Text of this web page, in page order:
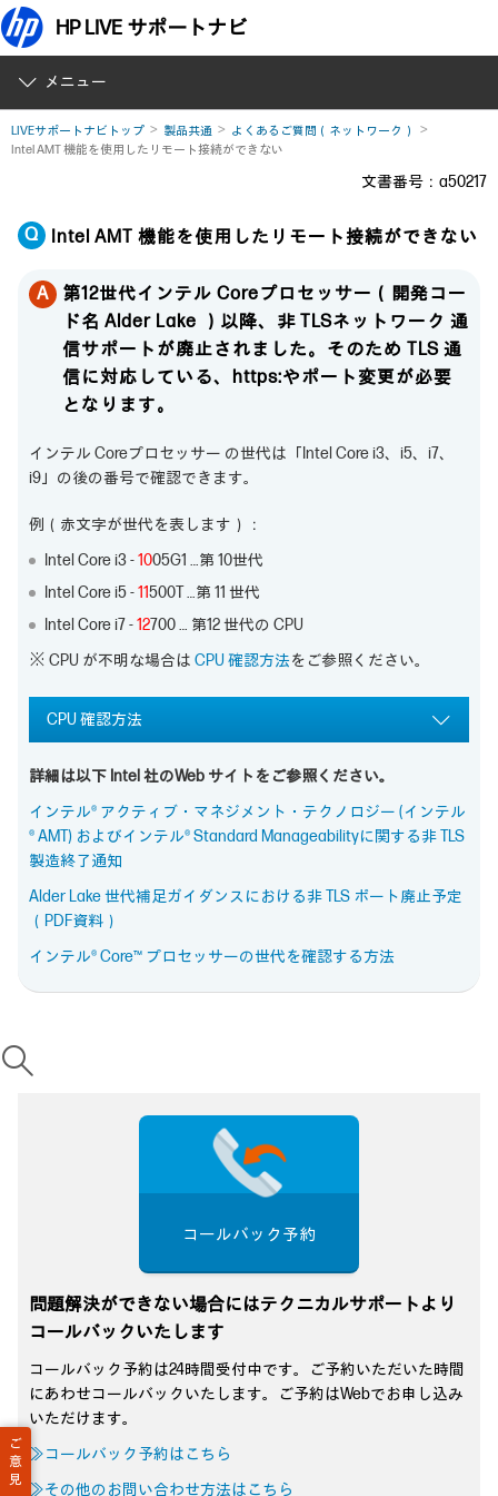
HP LIVE サポートナビ
メニュー
LIVEサポートナビトップ 製品共通
よくあるご質問（ネットワーク）
Intel AMT 機能を使用したリモート接続ができない
文書番号：a50217
Intel AMT 機能を使用したリモート接続ができない
第12世代インテル Coreプロセッサー（開発コー
ド名 Alder Lake ）以降、非 TLSネットワーク 通
信サポートが廃止されました。そのため TLS 通
信に対応している、https:やポート変更が必要
となります。
インテル Coreプロセッサー の世代は「Intel Core i3、i5、i7、
i9」の後の番号で確認できます。
例（赤文字が世代を表します）：
Intel Core i3 -1005G1 …第 10世代
Intel Core i5 -11500T …第 11 世代
Intel Core i7 -12700 … 第12 世代の CPU
※ CPU が不明な場合は CPU 確認方法をご参照ください。
CPU 確認方法
詳細は以下 Intel 社のWeb サイトをご参照ください。
インテル® アクティブ・マネジメント・テクノロジー (インテル
® AMT) およびインテル® Standard Manageabilityに関する非 TLS
製造終了通知
Alder Lake 世代補足ガイダンスにおける非 TLS ポート廃止予定
（PDF資料）
インテル® Core™ プロセッサーの世代を確認する方法
ご
意
見
コールバック予約
問題解決ができない場合にはテクニカルサポートより
コールバックいたします
コールバック予約は24時間受付中です。ご予約いただいた時間
にあわせコールバックいたします。ご予約はWebでお申し込み
いただけます。
≫コールバック予約はこちら
≫その他のお問い合わせ方法はこちら